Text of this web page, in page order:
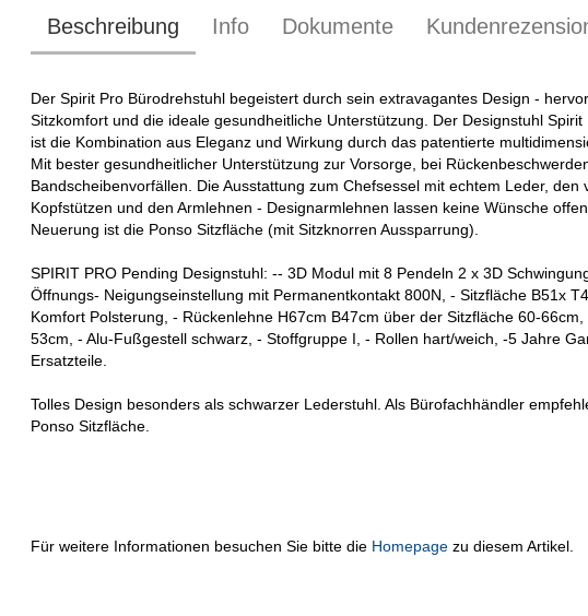
Beschreibung Info Dokumente
Der Spirit Pro Bürodrehstuhl begeistert durch sein extravagantes Design -
Sitzkomfort und die ideale gesundheitliche Unterstützung. Der Designstuhl Spirit
ist die Kombination aus Eleganz und Wirkung durch das patentierte
Mit bester gesundheitlicher Unterstützung zur Vorsorge, bei
Bandscheibenvorfällen. Die Ausstattung zum Chefsessel mit echtem Leder, den
Kopfstützen und den Armlehnen - Designarmlehnen lassen keine Wünsche
Neuerung ist die Ponso Sitzfläche (mit Sitzknorren Aussparrung).
SPIRIT PRO Pending Designstuhl: -- 3D Modul mit 8 Pendeln 2 x 3D
Öffnungs- Neigungseinstellung mit Permanentkontakt 800N, - Sitzfläche B51x
Komfort Polsterung, - Rückenlehne H67cm B47cm über der Sitzfläche 60-66cm,
53cm, - Alu-Fußgestell schwarz, - Stoffgruppe I, - Rollen hart/weich, -5 Jahre
Ersatzteile.
Tolles Design besonders als schwarzer Lederstuhl. Als Bürofachhändler
Ponso Sitzfläche.
Für weitere Informationen besuchen Sie bitte die Homepage zu diesem Artikel.